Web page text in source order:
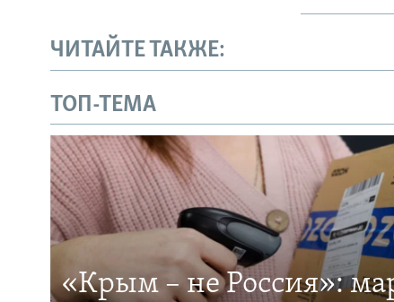
ЧИТАЙТЕ ТАКЖЕ:
ТОП-ТЕМА
«Крым – не Россия»: